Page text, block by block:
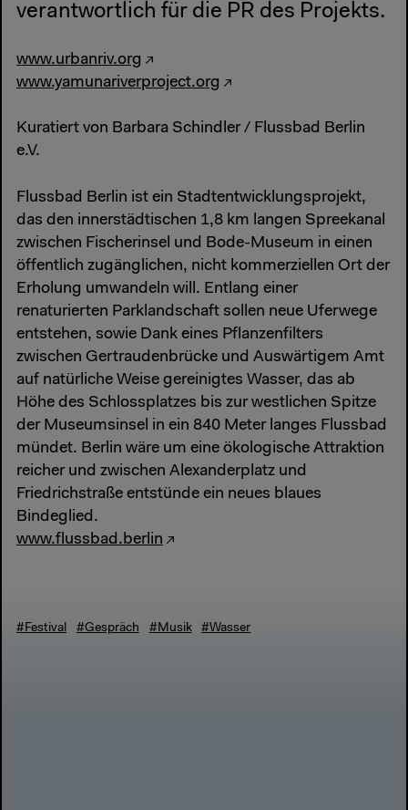
verantwortlich für die PR des Projekts.
www.urbanriv.org
www.yamunariverproject.org
Kuratiert von Barbara Schindler / Flussbad Berlin
e.V.
Flussbad Berlin ist ein Stadtentwicklungsprojekt,
das den innerstädtischen 1,8 km langen Spreekanal
zwischen Fischerinsel und Bode-Museum in einen
öffentlich zugänglichen, nicht kommerziellen Ort der
Erholung umwandeln will. Entlang einer
renaturierten Parklandschaft sollen neue Uferwege
entstehen, sowie Dank eines Pflanzenfilters
zwischen Gertraudenbrücke und Auswärtigem Amt
auf natürliche Weise gereinigtes Wasser, das ab
Höhe des Schlossplatzes bis zur westlichen Spitze
der Museumsinsel in ein 840 Meter langes Flussbad
mündet. Berlin wäre um eine ökologische Attraktion
reicher und zwischen Alexanderplatz und
Friedrichstraße entstünde ein neues blaues
Bindeglied.
www.flussbad.berlin
#Festival #Gespräch #Musik #Wasser